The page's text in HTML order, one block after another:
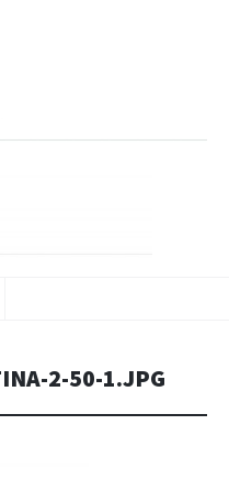
Lake. ITALY
2-50-1.JPG